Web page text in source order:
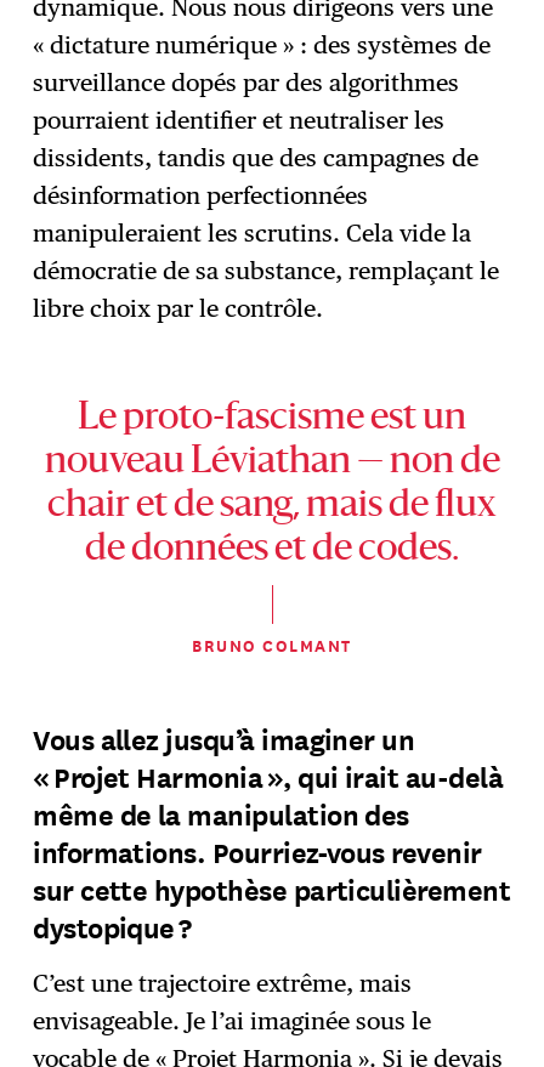
dynamique. Nous nous dirigeons vers une
« dictature numérique » : des systèmes de
surveillance dopés par des algorithmes
pourraient identifier et neutraliser les
dissidents, tandis que des campagnes de
désinformation perfectionnées
manipuleraient les scrutins. Cela vide la
démocratie de sa substance, remplaçant le
libre choix par le contrôle.
Le proto-fascisme est un
nouveau Léviathan — non de
chair et de sang, mais de flux
de données et de codes.
BRUNO COLMANT
Vous allez jusqu’à imaginer un
« Projet Harmonia », qui irait au-delà
même de la manipulation des
informations. Pourriez-vous revenir
sur cette hypothèse particulièrement
dystopique ?
C’est une trajectoire extrême, mais
envisageable. Je l’ai imaginée sous le
vocable de « Projet Harmonia ». Si je devais